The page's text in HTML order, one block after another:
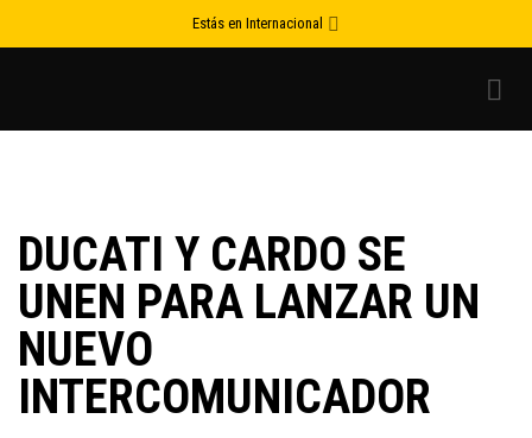
to
Estás en Internacional
DUCATI Y CARDO SE
UNEN PARA LANZAR UN
NUEVO
INTERCOMUNICADOR